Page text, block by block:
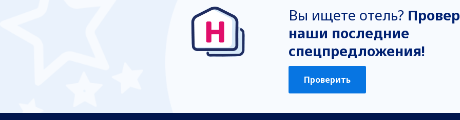
Вы ищете отель?
наши последние
спецпредложения!
Проверить